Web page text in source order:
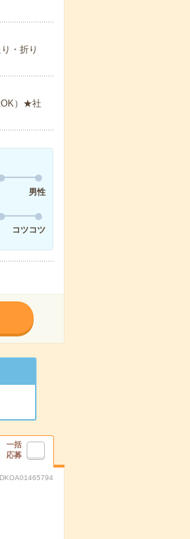
・折り
OK）★社
男性
コツコツ
一括
応募